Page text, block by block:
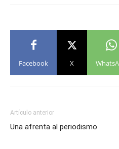
Facebook X
Artículo anterior
Una afrenta al periodismo